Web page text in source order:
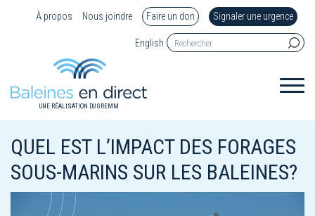
À propos Nous joindre Faire un don Signaler une urgence
English
UNE RÉALISATION DU GREMM
QUEL EST L’IMPACT DES FORAGES
SOUS-MARINS SUR LES BALEINES?